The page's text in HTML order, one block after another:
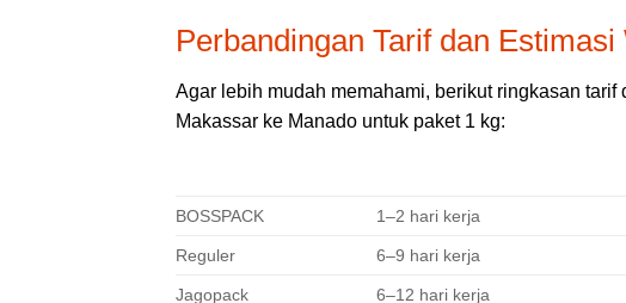
Perbandingan Tarif dan
Agar lebih mudah memahami, berikut ringkasan
Makassar ke Manado untuk paket 1 kg:
BOSSPACK
1–2 hari kerja
Reguler 6–9 hari kerja
Jagopack 6–12 hari kerja